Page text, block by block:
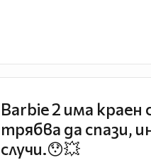
Barbie 2 има
трябва да спази,
случи.😯💥